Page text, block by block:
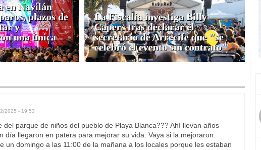
en Navilán
plazos de
y
una única
La Fiscalía investiga Billy
Capers tras declarar el
secretario de Arrecife que "se
celebró el evento sin contrato"
2025 - 19:53
del parque de niños del pueblo de Playa Blanca??? Ahí llevan años
día llegaron en patera para mejorar su vida. Vaya si la mejoraron.
un domingo a las 11:00 de la mañana a los locales porque les estaban